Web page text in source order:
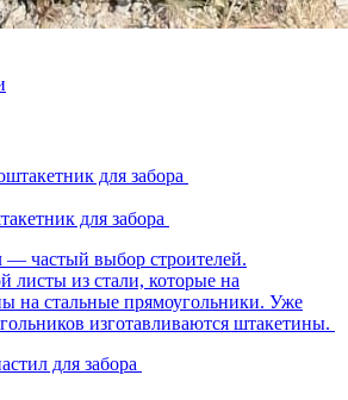
для забора
— частый выбор строителей.
листы из стали, которые на
на стальные прямоугольники. Уже
изготавливаются штакетины.